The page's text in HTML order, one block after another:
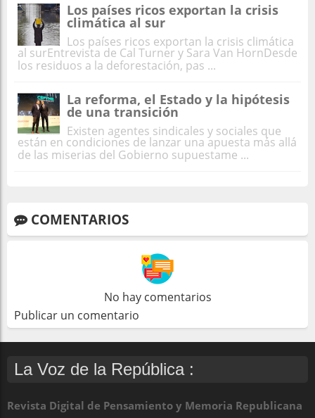
Los países ricos exportan la crisis
climática al sur
Los países ricos exportan la crisis climática
al surEntrevista de Cal Turner y Sara Van HornDesde
los residuos a la deforestación, pas ...
La reforma, el Estado y la hipótesis
de una transición
Existen agentes sindicales y sociales que
están en condiciones de lanzar una apuesta más allá
de las miserias del Gobierno supuestame ...
COMENTARIOS
No hay comentarios
Publicar un comentario
La Voz de la República :
Revista Digital de Pensamiento y Memoria Republicana